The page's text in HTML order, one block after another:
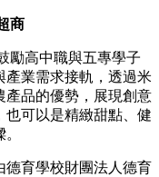
商
勵高中職與五專學子
產業需求接軌，透過米
產品的優勢，展現創意
也可以是精緻甜點、健
德育學校財團法人德育